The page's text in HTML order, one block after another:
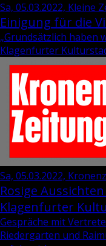
Sa, 05.03.2022, Kleine
Einigung für die
„Grund­sätz­lich haben
Kla­gen­fur­ter
Sa, 05.03.2022,
Rosige
Klagenfurter
Gespräche mit
Riedergarten und